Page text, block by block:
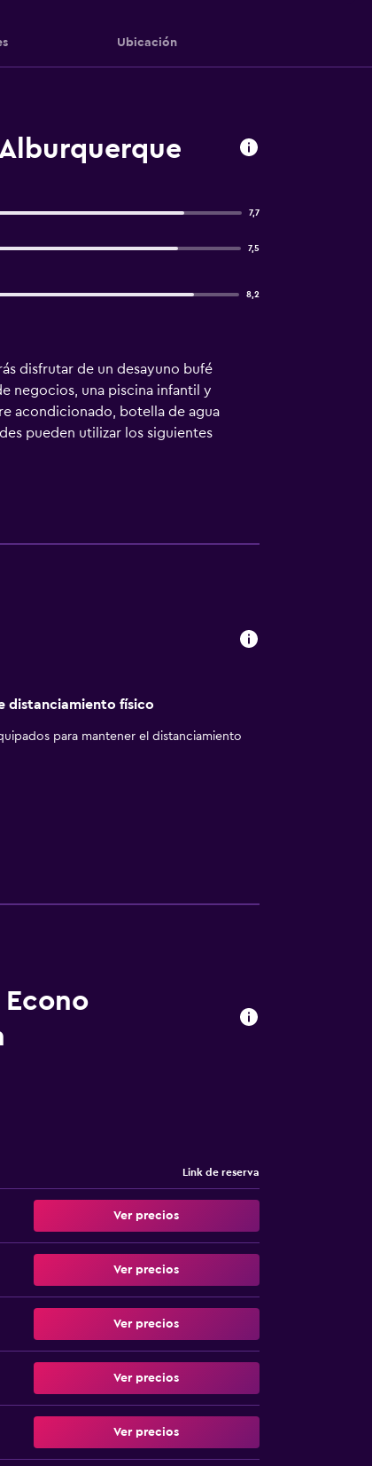
Ubicación
7,7
7,5
8,2
disfrutar de un desayuno bufé
negocios, una piscina infantil y
acondicionado, botella de agua
pueden utilizar los siguientes
y bañera combinadas con bañera
para las personas de
distanciamiento físico
para mantener el distanciamiento
Link de reserva
Ver precios
Ver precios
Ver precios
Ver precios
Ver precios